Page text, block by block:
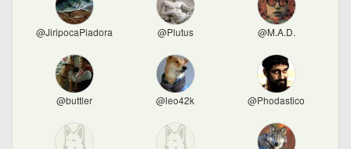
@JiripocaPiadora @Plutus @M.A.D.
@buttler @leo42k @Phodastico